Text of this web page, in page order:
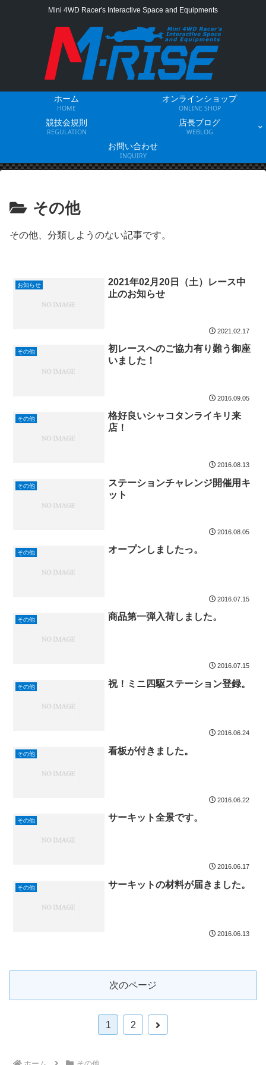
Mini 4WD Racer's Interactive Space and Equipments
ホーム
HOME
オンラインショップ
ONLINE SHOP
競技会規則
REGULATION
店長ブログ
WEBLOG
お問い合わせ
INQUIRY
その他
その他、分類しようのない記事です。
お知らせ
2021年02月20日（土）レース中
止のお知らせ
2021.02.17
その他
初レースへのご協力有り難う御座
いました！
2016.09.05
その他
格好良いシャコタンライキリ来
店！
2016.08.13
その他
ステーションチャレンジ開催用キ
ット
2016.08.05
その他 オープンしましたっ。
2016.07.15
その他 商品第一弾入荷しました。
2016.07.15
その他 祝！ミニ四駆ステーション登録。
2016.06.24
その他 看板が付きました。
2016.06.22
その他 サーキット全景です。
2016.06.17
その他 サーキットの材料が届きました。
2016.06.13
次のページ
1 2
次